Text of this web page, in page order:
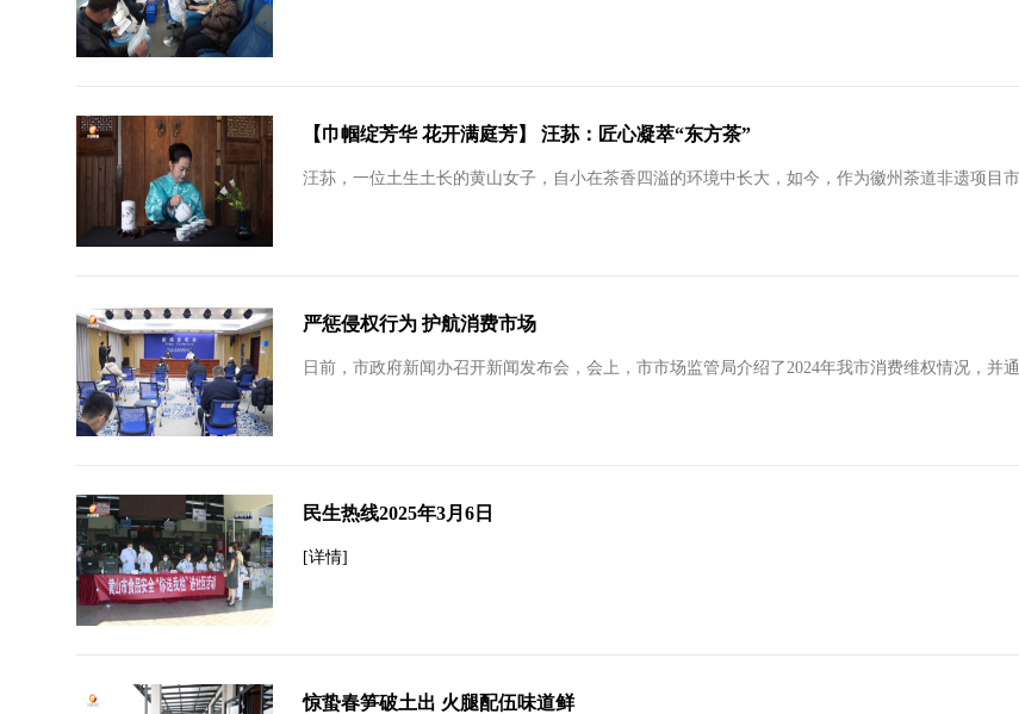
【巾帼绽芳华 花开满庭芳】 汪荪：匠心凝萃“东方茶”
汪荪，一位土生土长的黄山女子，自小在茶香四溢的环境中长大，如今，作为徽州茶道非遗项目
严惩侵权行为 护航消费市场
日前，市政府新闻办召开新闻发布会，会上，市市场监管局介绍了2024年我市消费维权情况，并通
民生热线2025年3月6日
[详情]
惊蛰春笋破土出 火腿配伍味道鲜